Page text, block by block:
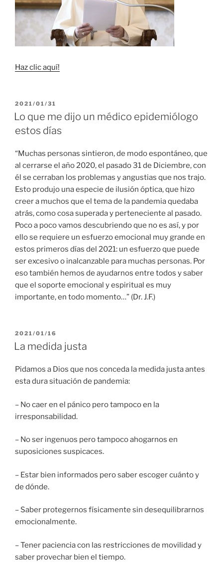
Haz clic aquí!
PUBLICADO
EL
2021/01/31
Lo que me dijo un médico epidemiólogo
estos días
“Muchas personas sintieron, de modo espontáneo, que
al cerrarse el año 2020, el pasado 31 de Diciembre, con
él se cerraban los problemas y angustias que nos trajo.
Esto produjo una especie de ilusión óptica, que hizo
creer a muchos que el tema de la pandemia quedaba
atrás, como cosa superada y perteneciente al pasado.
Poco a poco vamos descubriendo que no es así, y por
ello se requiere un esfuerzo emocional muy grande en
estos primeros días del 2021: un esfuerzo que puede
ser excesivo o inalcanzable para muchas personas. Por
eso también hemos de ayudarnos entre todos y saber
que el soporte emocional y espiritual es muy
importante, en todo momento…” (Dr. J.F.)
PUBLICADO
EL
2021/01/16
La medida justa
Pidamos a Dios que nos conceda la medida justa antes
esta dura situación de pandemia:
– No caer en el pánico pero tampoco en la
irresponsabilidad.
– No ser ingenuos pero tampoco ahogarnos en
suposiciones suspicaces.
– Estar bien informados pero saber escoger cuánto y
de dónde.
– Saber protegernos físicamente sin desequilibrarnos
emocionalmente.
– Tener paciencia con las restricciones de movilidad y
saber provechar bien el tiempo.